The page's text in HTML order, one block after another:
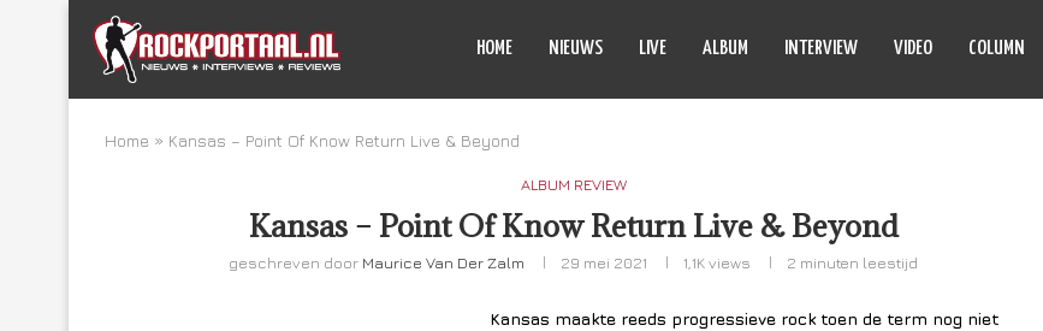
HOME NIEUWS LIVE ALBUM INTERVIEW VIDEO COLUMN
Home » Kansas – Point Of Know Return Live & Beyond
ALBUM REVIEW
Kansas – Point Of Know Return Live & Beyond
geschreven door Maurice Van Der Zalm 29 mei 2021 1,1K views 2 minuten leestijd
Kansas maakte reeds progressieve rock toen de term nog niet